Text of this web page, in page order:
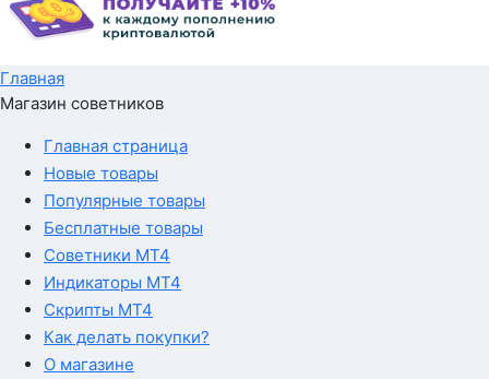
Главная
Магазин советников
Главная страница
Новые товары
Популярные товары
Бесплатные товары
Советники MT4
Индикаторы MT4
Скрипты MT4
Как делать покупки?
О магазине